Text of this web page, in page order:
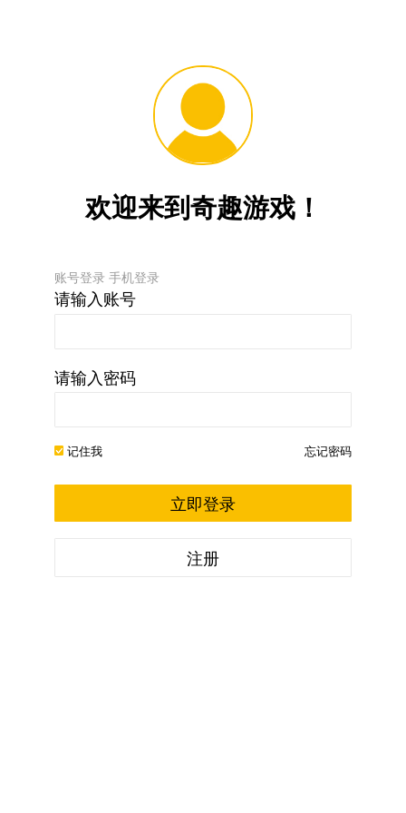
欢迎来到奇趣游戏！
账号登录 手机登录
请输入账号
请输入密码
记住我 忘记密码
立即登录
注册